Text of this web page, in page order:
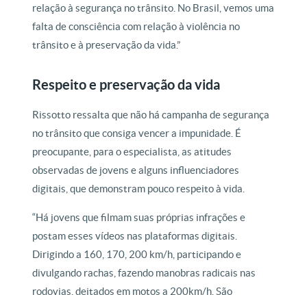
relação à segurança no trânsito. No Brasil, vemos uma
falta de consciência com relação à violência no
trânsito e à preservação da vida.”
Respeito e preservação da vida
Rissotto ressalta que não há campanha de segurança
no trânsito que consiga vencer a impunidade. É
preocupante, para o especialista, as atitudes
observadas de jovens e alguns influenciadores
digitais, que demonstram pouco respeito à vida.
“Há jovens que filmam suas próprias infrações e
postam esses vídeos nas plataformas digitais.
Dirigindo a 160, 170, 200 km/h, participando e
divulgando rachas, fazendo manobras radicais nas
rodovias, deitados em motos a 200km/h. São